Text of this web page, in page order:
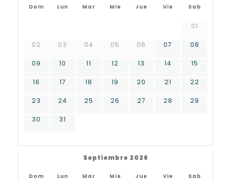
Dom Lun Mar Mie Jue Vie Sab
01
02 03 04 05 06 07 08
09 10 11 12 13 14 15
16 17 18 19 20 21 22
23 24 25 26 27 28 29
30 31
Septiembre 2026
Dom Lun Mar Mie Jue Vie Sab